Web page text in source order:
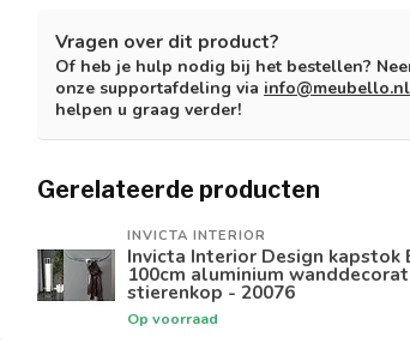
Vragen over dit product?
Of heb je hulp nodig bij het bestellen?
onze supportafdeling via info@meubello.nl
helpen u graag verder!
Gerelateerde producten
INVICTA INTERIOR
Invicta Interior Design kapstok
100cm aluminium
stierenkop - 20076
Op voorraad